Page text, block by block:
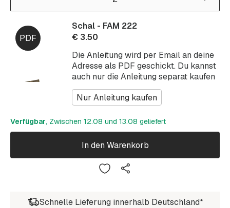
Die Anleitung wird per Email an deine
Adresse als PDF geschickt. Du kannst
auch nur die Anleitung separat kaufen
Nur Anleitung kaufen
Schal - FAM 222
€ 3.50
Verfügbar, Zwischen 12.08 und 13.08 geliefert
In den Warenkorb
Schnelle Lieferung innerhalb Deutschland*